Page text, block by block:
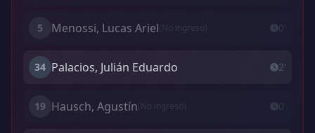
5 Menossi, Lucas Ariel(No ingresó) 0'
34 Palacios, Julián Eduardo 2'
19 Hausch, Agustín(No ingresó) 0'